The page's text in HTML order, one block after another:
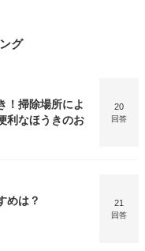
グ
！掃除場所によ
利なほうきのお
20
回答
めは？ 21
回答